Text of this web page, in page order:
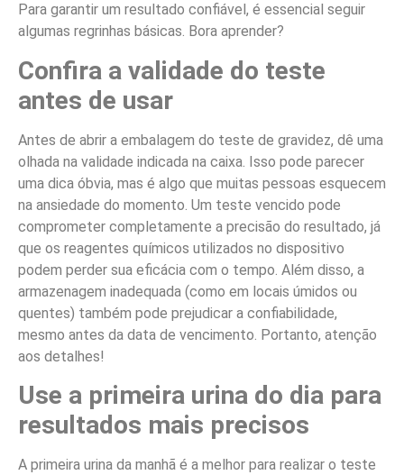
Para garantir um resultado confiável, é essencial seguir
algumas regrinhas básicas. Bora aprender?
Confira a validade do teste
antes de usar
Antes de abrir a embalagem do teste de gravidez, dê uma
olhada na validade indicada na caixa. Isso pode parecer
uma dica óbvia, mas é algo que muitas pessoas esquecem
na ansiedade do momento. Um teste vencido pode
comprometer completamente a precisão do resultado, já
que os reagentes químicos utilizados no dispositivo
podem perder sua eficácia com o tempo. Além disso, a
armazenagem inadequada (como em locais úmidos ou
quentes) também pode prejudicar a confiabilidade,
mesmo antes da data de vencimento. Portanto, atenção
aos detalhes!
Use a primeira urina do dia para
resultados mais precisos
A primeira urina da manhã é a melhor para realizar o teste